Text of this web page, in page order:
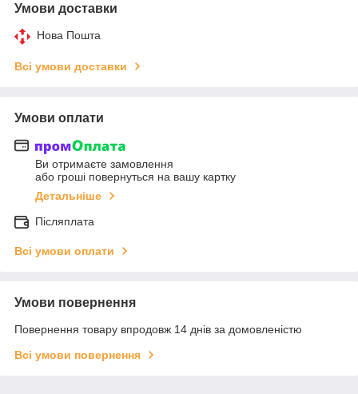
Умови доставки
Нова Пошта
Всі умови доставки
Умови оплати
Ви отримаєте замовлення
або гроші повернуться на вашу картку
Детальніше
Післяплата
Всі умови оплати
Умови повернення
Повернення товару впродовж 14 днів за домовленістю
Всі умови повернення